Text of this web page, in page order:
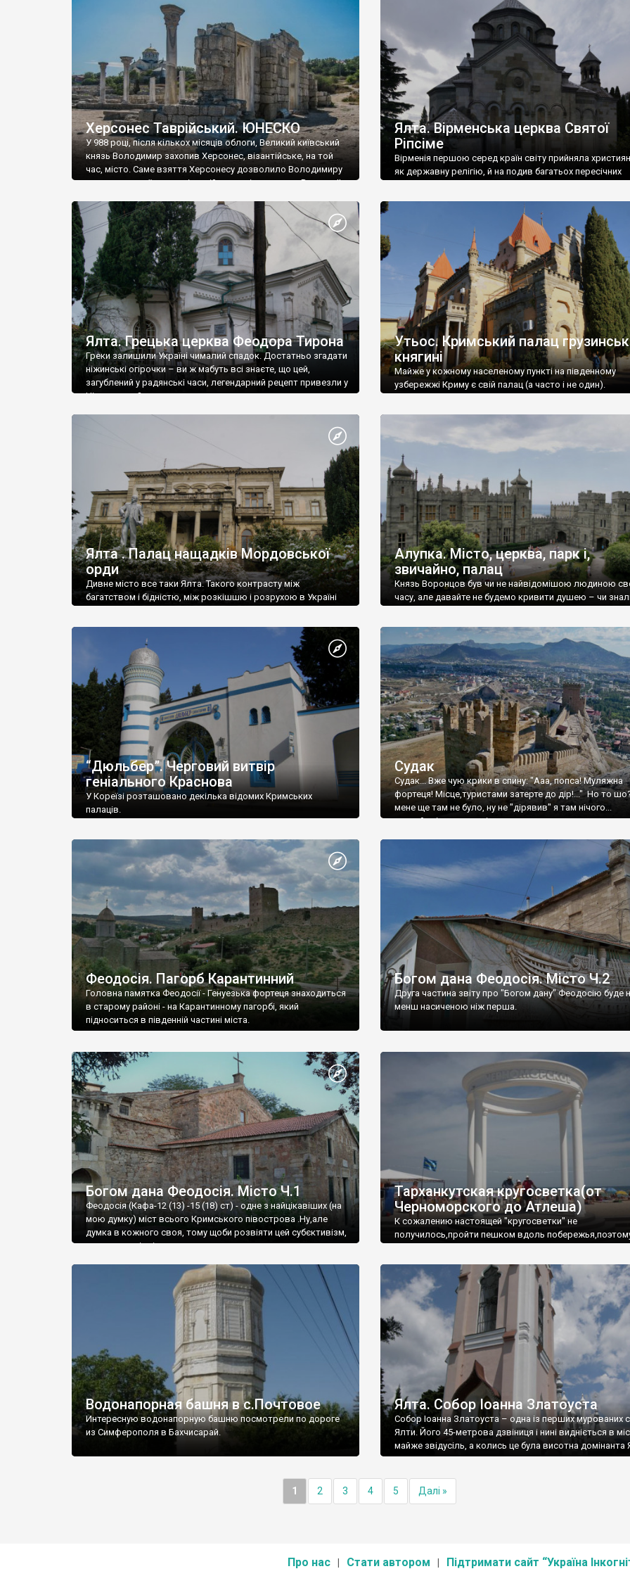
візантійської доби. Раритети викрадені з фондів об’єкту
культурної спадщини ЮНЕСКО «Херсонеса Таврійського».
Офіційно – на виставку «Золото Візантії», але експерти та
влада в Україні вважають це лише […]
називаються «повстяками» (postaki)…” “Вино. Крим
виробляє відмінне вино і його вдосталь: воно все
легке біле і дуже […]
Херсонес Таврійський. ЮНЕСКО
У 988 році, після кількох місяців облоги, Великий київський
князь Володимир захопив Херсонес, візантійське, на той
час, місто. Саме взяття Херсонесу дозволило Володимиру
диктувати свої умови візантійському імператору Василю ІІ,
Херсонесі Володимир-язичник, став Василем-
християнином. А потім було Хрещення Русі. На честь
Херсонесу Таврійського названо місто […]
Ялта. Вірменська церква Святої
Ріпсіме
Вірменія першою серед країн світу прийняла
як державну релігію, й на подив багатьох пересічних
Ялта. Грецька церква Феодора Тирона
Греки залишили Україні чималий спадок. Достатньо згадати
ніжинські огірочки – ви ж мабуть всі знаєте, що цей,
загублений у радянські часи, легендарний рецепт привезли у
Ніжин греки?
Утьос. Кримський палац
княгині
Майже у кожному населеному пункті на південному
узбережжі Криму є свій палац (а часто і не один).
Ялта . Палац нащадків Мордовської
орди
Дивне місто все таки Ялта. Такого контрасту між
багатством і бідністю, між розкішшю і розрухою в Україні
Алупка. Місто, церква, парк і,
звичайно, палац
Князь Воронцов був чи не найвідомішою людиною
часу, але давайте не будемо кривити душею – чи
“Дюльбер”. Черговий витвір
геніального Краснова
У Кореїзі розташовано декілька відомих Кримських
палаців.
Судак
Судак... Вже чую крики в спину: "Ааа, попса! Муляжна
фортеця! Місце,туристами затерте до дір!..." Но то
мене ще там не було, ну не "дірявив" я там нічого...
принаймні до цього літа.
Феодосія. Пагорб Карантинний
Головна памятка Феодосії - Генуезька фортеця знаходиться
в старому районі - на Карантинному пагорбі, який
підноситься в південній частині міста.
Богом дана Феодосія. Місто Ч.2
Друга частина звіту про "Богом дану" Феодосію буде
менш насиченою ніж перша.
Богом дана Феодосія. Місто Ч.1
Феодосія (Кафа-12 (13) -15 (18) ст) - одне з найцікавіших (на
мою думку) міст всього Кримського півострова .Ну,але
думка в кожного своя, тому щоби розвіяти цей субєктивізм,
запрошую відвідати це
Тарханкутская кругосветка(от
Черноморского до Атлеша)
К сожалению настоящей "кругосветки" не
получилось,пройти пешком вдоль
Водонапорная башня в с.Почтовое
Интересную водонапорную башню посмотрели по дороге
из Симферополя в Бахчисарай.
Ялта. Собор Іоанна Златоуста
Собор Іоанна Златоуста – одна із перших мурованих
Ялти. Його 45-метрова дзвіниця і нині видніється в
майже звідусіль, а колись це була висотна домінанта
1 2 3 4 5 Далі »
Про нас Стати автором Підтримати сайт “Україна